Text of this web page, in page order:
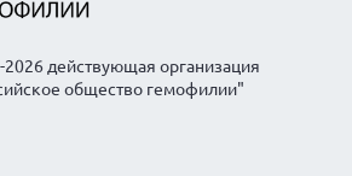
действующая организация
общество гемофилии"